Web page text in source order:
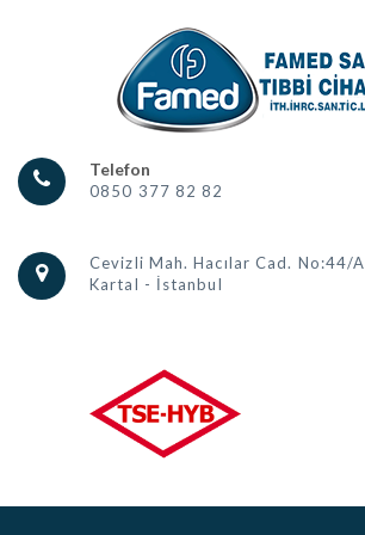
Telefon
0850 377 82 82
Cevizli Mah. Hacılar Cad. No:44/A
Kartal - İstanbul